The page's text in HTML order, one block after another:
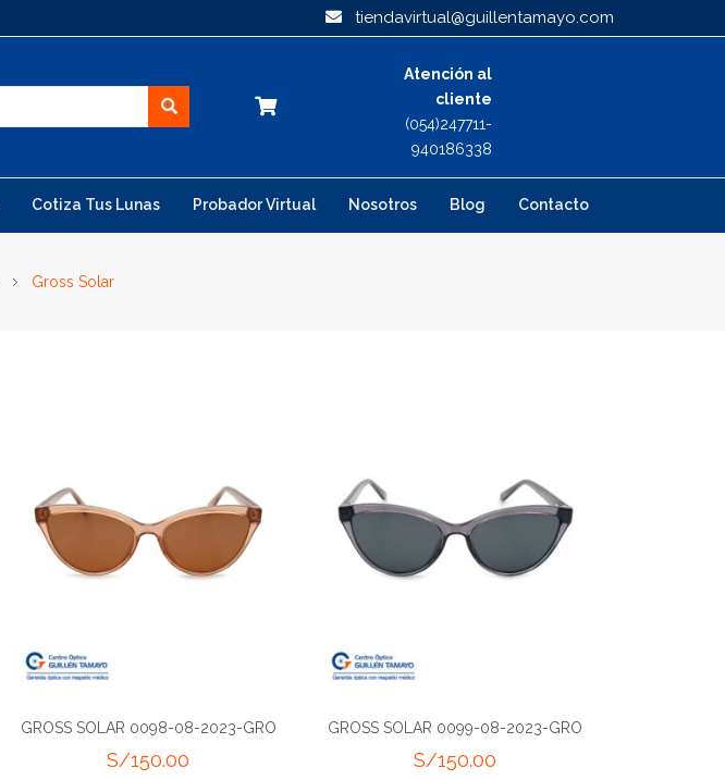
tiendavirtual@guillentamayo.com
Atención al
cliente
(054)247711-
940186338
Cotiza Tus Lunas Probador Virtual Nosotros Blog Contacto
Gross Solar
GROSS SOLAR 0098-08-2023-GRO
S/150.00
GROSS SOLAR 0099-08-2023-GRO
S/150.00